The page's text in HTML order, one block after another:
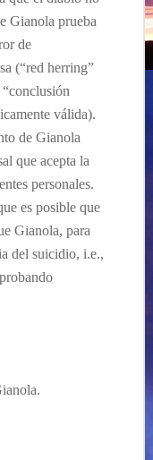
Gianola prueba
de
(“red herring”
válida).
de Gianola
que acepta la
personales.
es posible que
Gianola, para
del suicidio, i.e.,